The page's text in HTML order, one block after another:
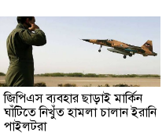
জিপিএস ব্যবহার ছাড়াই মার্কিন
ঘাঁটিতে নিখুঁত হামলা চালান ইরানি
পাইলটরা